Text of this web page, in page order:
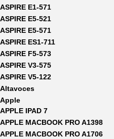
ASPIRE E1-571
ASPIRE E5-521
ASPIRE E5-571
ASPIRE ES1-711
ASPIRE F5-573
ASPIRE V3-575
ASPIRE V5-122
Altavoces
Apple
APPLE IPAD 7
APPLE MACBOOK PRO A1398
APPLE MACBOOK PRO A1706